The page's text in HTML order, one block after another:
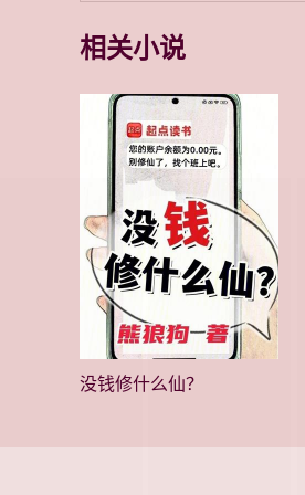
相关小说
没钱修什么仙？